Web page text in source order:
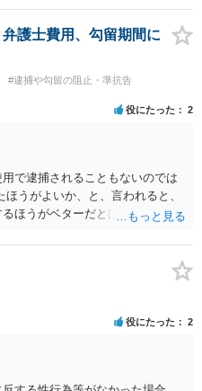
護士費用、勾留期間に
#逮捕や勾留の阻止・準抗告
役にたった 2
で逮捕されることもないのでは
うがよいか、と、言われると、
ほうがベターだとは思います。
も逮捕されるかどうかもわかり
には10日処理となるのではない
役にたった 2